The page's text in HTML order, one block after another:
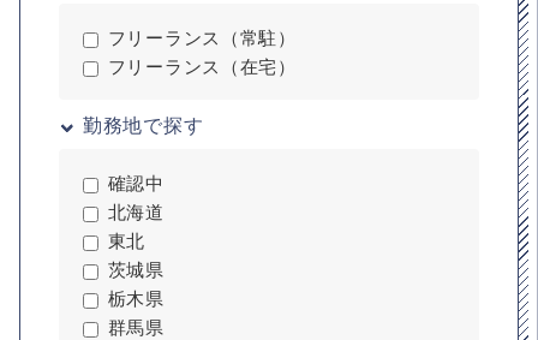
フリーランス（常駐）
フリーランス（在宅）
勤務地で探す
確認中
北海道
東北
茨城県
栃木県
群馬県